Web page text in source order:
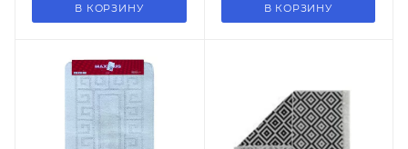
В КОРЗИНУ В КОРЗИНУ